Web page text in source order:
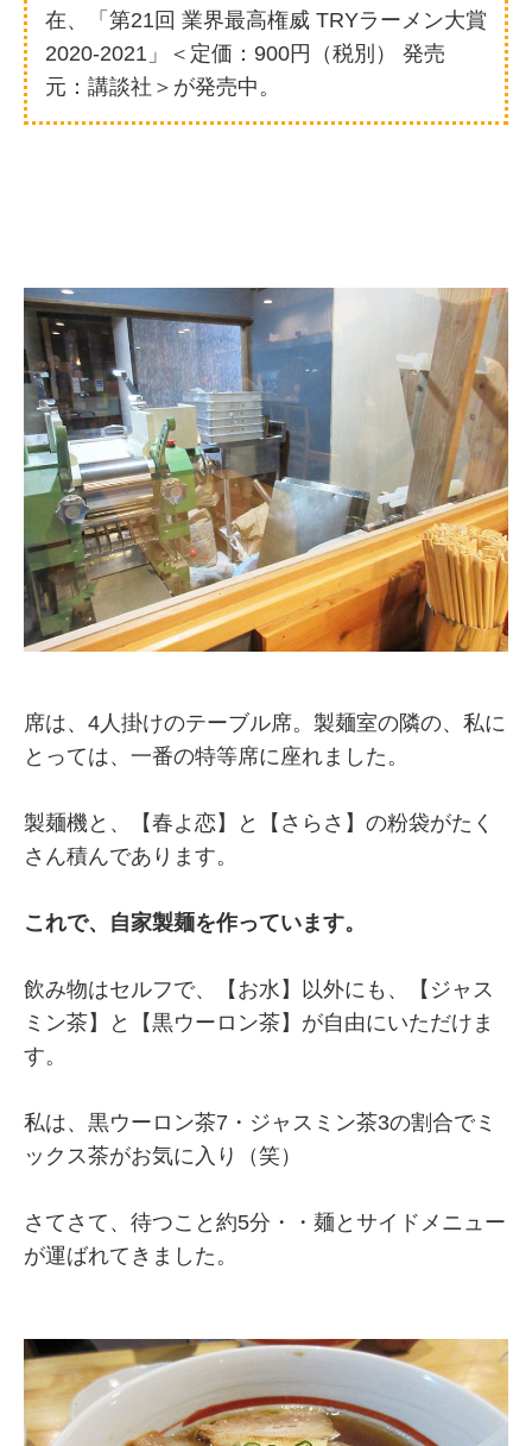
在、「第21回 業界最高権威 TRYラーメン大賞
2020-2021」＜定価：900円（税別） 発売
元：講談社＞が発売中。
席は、4人掛けのテーブル席。製麺室の隣の、私に
とっては、一番の特等席に座れました。
製麺機と、【春よ恋】と【さらさ】の粉袋がたく
さん積んであります。
これで、自家製麺を作っています。
飲み物はセルフで、【お水】以外にも、【ジャス
ミン茶】と【黒ウーロン茶】が自由にいただけま
す。
私は、黒ウーロン茶7・ジャスミン茶3の割合でミ
ックス茶がお気に入り（笑）
さてさて、待つこと約5分・・麺とサイドメニュー
が運ばれてきました。